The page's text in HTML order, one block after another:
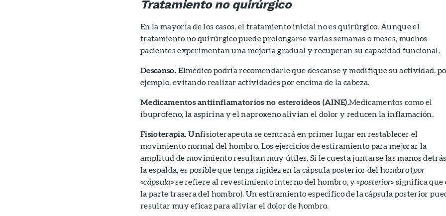
Tratamiento no quirúrgico
En la mayoría de los casos, el tratamiento inicial no es quirúrgico. Aunque el
tratamiento no quirúrgico puede prolongarse varias semanas o meses, muchos
pacientes experimentan una mejoría gradual y recuperan su capacidad funcional.
Descanso. Elmédico podría recomendarle que descanse y modifique su actividad,
ejemplo, evitando realizar actividades por encima de la cabeza.
Medicamentos antiinflamatorios no esteroideos (AINE).Medicamentos como el
ibuprofeno, la aspirina y el naproxeno alivian el dolor y reducen la inflamación.
Fisioterapia. Unfisioterapeuta se centrará en primer lugar en restablecer el
movimiento normal del hombro. Los ejercicios de estiramiento para mejorar la
amplitud de movimiento resultan muy útiles. Si le cuesta juntarse las manos
la espalda, es posible que tenga rigidez en la cápsula posterior del hombro (por
«cápsula»se refiere al revestimiento interno del hombro, y«posterior» significa que
la parte trasera del hombro). Un estiramiento específico de la cápsula posterior
resultar muy eficaz para aliviar el dolor de hombro.